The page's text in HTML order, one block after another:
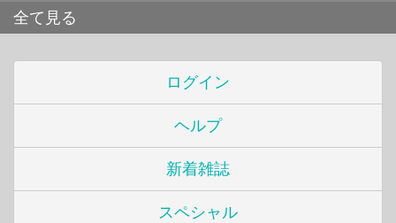
全て見る
ログイン
ヘルプ
新着雑誌
スペシャル